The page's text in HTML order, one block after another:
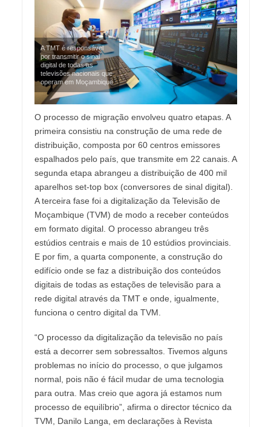
A TMT é responsável
por transmitir o sinal
digital de todas as
televisões nacionais que
operam em Moçambique
O processo de migração envolveu quatro etapas. A
primeira consistiu na construção de uma rede de
distribuição, composta por 60 centros emissores
espalhados pelo país, que transmite em 22 canais. A
segunda etapa abrangeu a distribuição de 400 mil
aparelhos set-top box (conversores de sinal digital).
A terceira fase foi a digitalização da Televisão de
Moçambique (TVM) de modo a receber conteúdos
em formato digital. O processo abrangeu três
estúdios centrais e mais de 10 estúdios provinciais.
E por fim, a quarta componente, a construção do
edifício onde se faz a distribuição dos conteúdos
digitais de todas as estações de televisão para a
rede digital através da TMT e onde, igualmente,
funciona o centro digital da TVM.
“O processo da digitalização da televisão no país
está a decorrer sem sobressaltos. Tivemos alguns
problemas no início do processo, o que julgamos
normal, pois não é fácil mudar de uma tecnologia
para outra. Mas creio que agora já estamos num
processo de equilíbrio”, afirma o director técnico da
TVM, Danilo Langa, em declarações à Revista